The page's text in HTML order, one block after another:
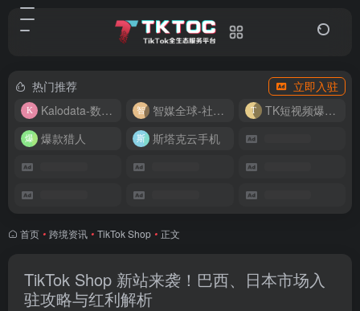
热门推荐
立即入驻
Kalodata-数据分析平台
智媒全球-社媒管理平台
TK短视频爆款复刻
爆款猎人
斯塔克云手机
首页 • 跨境资讯 • TikTok Shop • 正文
TikTok Shop 新站来袭！巴西、日本市场入
驻攻略与红利解析